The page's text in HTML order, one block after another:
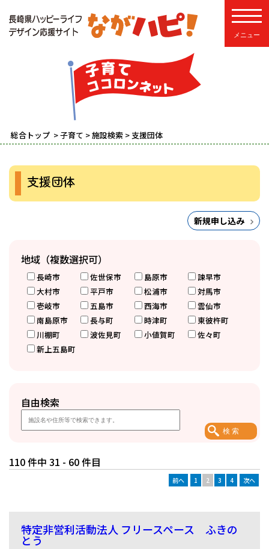
総合トップ >子育て >施設検索 > 支援団体
支援団体
新規申し込み
地域（複数選択可）
長崎市 佐世保市 島原市
諫早市
大村市
平戸市 松浦市
対馬市
壱岐市
五島市 西海市
雲仙市
南島原市
長与町 時津町
東彼杵町
川棚町
波佐見町 小値賀町
佐々町
新上五島町
自由検索
110 件中 31 - 60 件目
前へ 1 2 3 4 次へ
特定非営利活動法人 フリースペース ふきの
とう